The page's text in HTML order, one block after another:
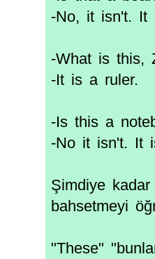
-No, it isn't. It
-What is this,
-It is a ruler.
-Is this a
-No it isn't. It
Şimdiye
bahsetmeyi
"These"